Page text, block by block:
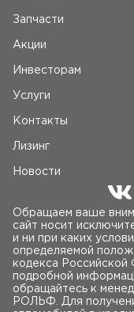
Запчасти
Акции
Инвесторам
Услуги
Контакты
Лизинг
Новости
Обращаем ваше
сайт носит
и ни при каких
определяемой
кодекса Российской
подробной
обращайтесь к
РОЛЬФ. Для